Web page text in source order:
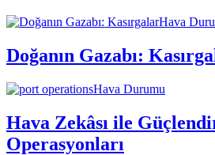
Hava
Doğanın Gazabı:
Hava Durumu
Hava Zekâsı ile
Operasyonları